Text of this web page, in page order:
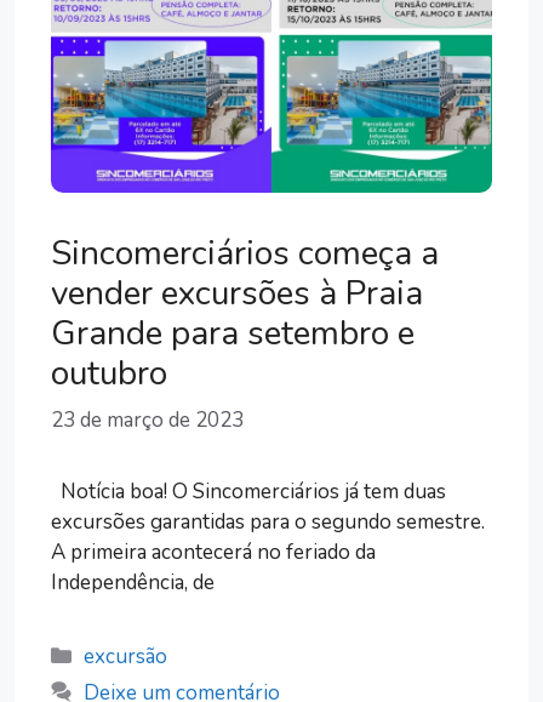
Sincomerciários começa a
vender excursões à Praia
Grande para setembro e
outubro
23 de março de 2023
Notícia boa! O Sincomerciários já tem duas
excursões garantidas para o segundo semestre.
A primeira acontecerá no feriado da
Independência, de
Categorias
excursão
Deixe um comentário